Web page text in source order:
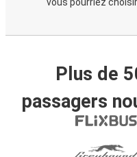
Plus de
passagers